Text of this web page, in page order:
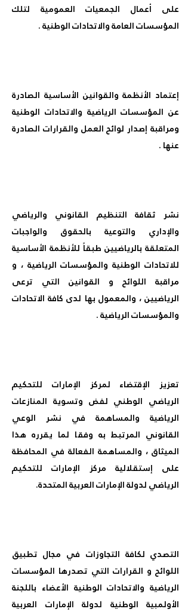
على أعمال الجمعيات العمومية لتلك
المؤسسات العامة والاتحادات الوطنية .
إعتماد الأنظمة والقوانين الأساسية الصادرة
عن المؤسسات الرياضية والاتحادات الوطنية
ومراقبة إصدار لوائح العمل والقرارات الصادرة
عنها .
نشر ثقافة التنظيم القانوني والرياضي
والإداري والتوعية بالحقوق والواجبات
المتعلقة بالرياضيين طبقاً للأنظمة الأساسية
للاتحادات الوطنية والمؤسسات الرياضية ، و
مراقبة اللوائح و القوانين التي ترعى
الرياضيين ، والمعمول بها لدى كافة الاتحادات
والمؤسسات الرياضية .
تعزيز الإقتضاء لمركز الإمارات للتحكيم
الرياضي الوطني لفض وتسوية المنازعات
الرياضية والمساهمة في نشر الوعي
القانوني المرتبط به وفقا لما يقرره هذا
الميثاق ، والمساهمة الفعالة في المحافظة
على إستقلالية مركز الإمارات للتحكيم
الرياضي لدولة الإمارات العربية المتحدة.
التصدي لكافة التجاوزات في مجال تطبيق
اللوائح و القرارات التي تصدرها المؤسسات
الرياضية والاتحادات الوطنية الأعضاء باللجنة
الأولمبية الوطنية لدولة الإمارات العربية